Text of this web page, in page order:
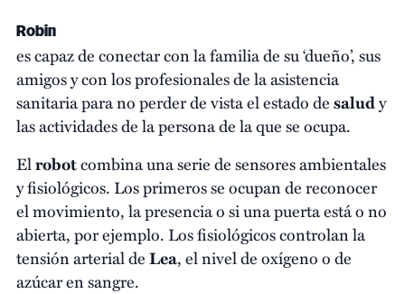
Robin
es capaz de conectar con la familia de su ‘dueño’, sus
amigos y con los profesionales de la asistencia
sanitaria para no perder de vista el estado desaludy
las actividades de la persona de la que se ocupa.
Elrobotcombina una serie de sensores ambientales
y fisiológicos. Los primeros se ocupan de reconocer
el movimiento, la presencia o si una puerta está o no
abierta, por ejemplo. Los fisiológicos controlan la
tensión arterial deLea, el nivel de oxígeno o de
azúcar en sangre.